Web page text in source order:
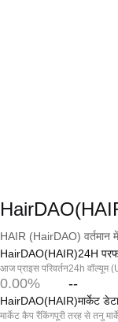
HAIR (HairDAO) वर्तमान
HairDAO(HAIR)24H
आज प्राइस परिवर्तन
0.00%
24h वॉल्यूम
--
HairDAO(HAIR)मार्केट डेटा
मार्केट कैप रैंकिंगपूरी तरह से तनु